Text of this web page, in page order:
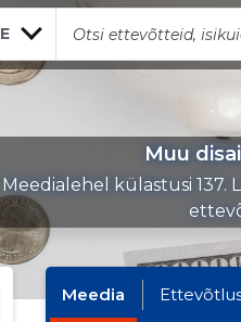
Muu
Meedialehel külastusi 137.
Meedia